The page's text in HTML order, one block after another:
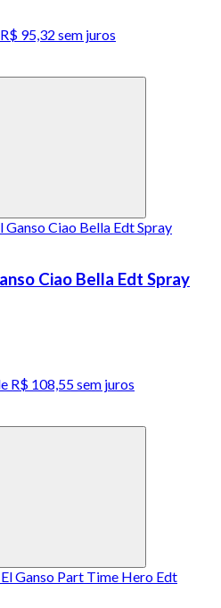
95,32 sem juros
Ciao Bella Edt Spray
R$ 108,55 sem juros